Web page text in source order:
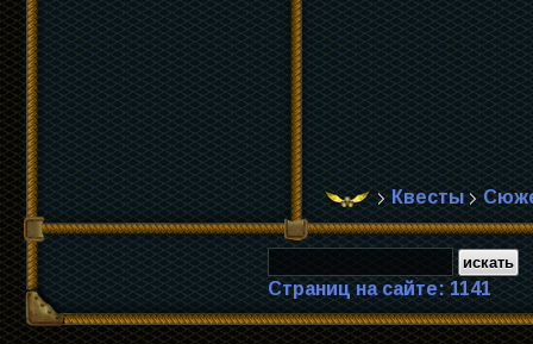
Квесты
Страниц на сайте: 1141